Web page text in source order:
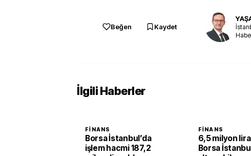
Beğen Kaydet
İlgili Haberler
FINANS
Borsa İstanbul’da
işlem hacmi 187,2
FINANS
6,5 milyon
Borsa